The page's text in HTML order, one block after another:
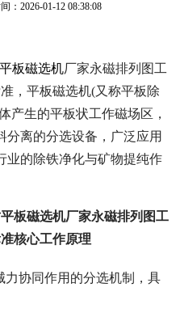
： 2026-01-12 08:38:08
平板磁选机厂家永磁排列图工
，平板磁选机(又称平板除
产生的平板状工作磁场区，
分离的分选设备，广泛应用
业的除铁净化与矿物提纯作
板磁选机厂家永磁排列图工
核心工作原理
协同作用的分选机制，具